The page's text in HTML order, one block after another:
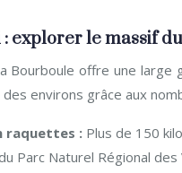
explorer le massif
Bourboule offre une
environs grâce aux
raquettes : Plus de 150
Parc Naturel Régional des